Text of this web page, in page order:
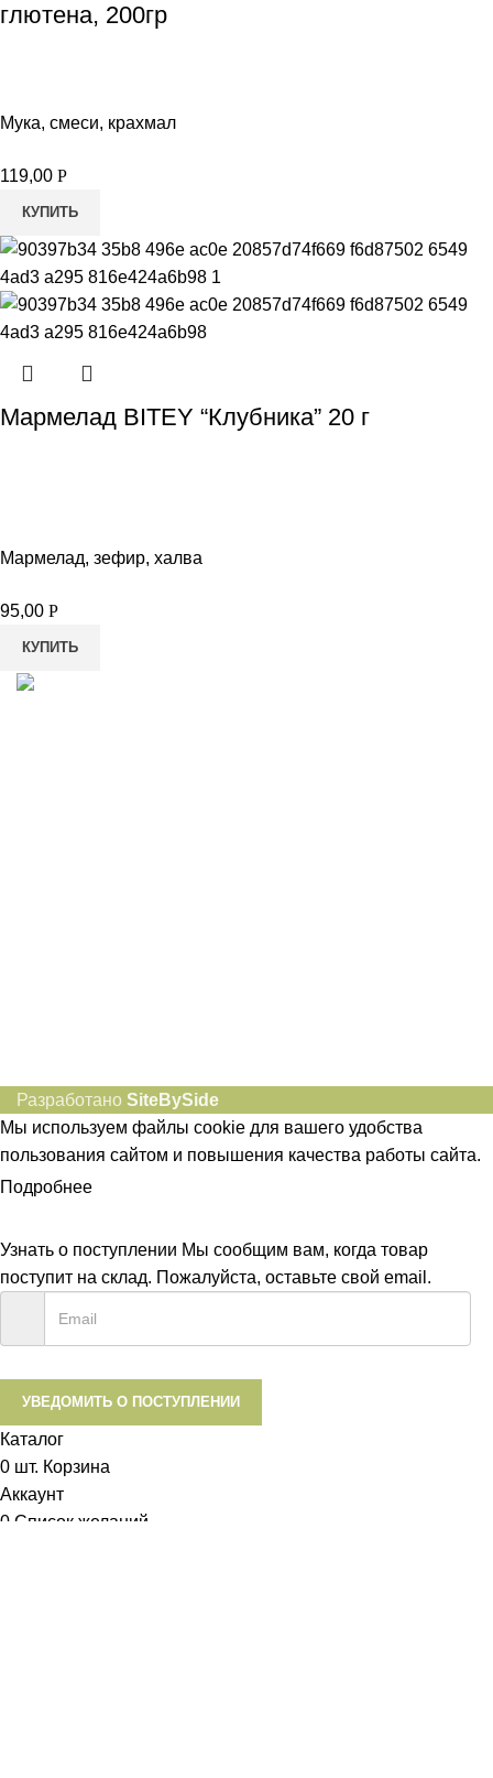
глютена, 200гр
Мука, смеси, крахмал
119,00 Р
КУПИТЬ
Мармелад BITEY “Клубника” 20 г
Мармелад, зефир, халва
95,00 Р
КУПИТЬ
Разработано SiteBySide
Мы используем файлы cookie для вашего удобства
пользования сайтом и повышения качества работы сайта.
Подробнее
Узнать о поступлении Мы сообщим вам, когда товар
поступит на склад. Пожалуйста, оставьте свой email.
УВЕДОМИТЬ О ПОСТУПЛЕНИИ
Каталог
0 шт. Корзина
Аккаунт
0 Список желаний